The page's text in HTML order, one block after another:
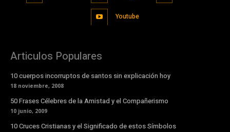
Youtube
Articulos Populares
10 cuerpos incorruptos de santos sin explicación hoy
18 noviembre, 2008
50 Frases Célebres de la Amistad y el Compañerismo
10 junio, 2009
10 Cruces Cristianas y el Significado de estos Símbolos